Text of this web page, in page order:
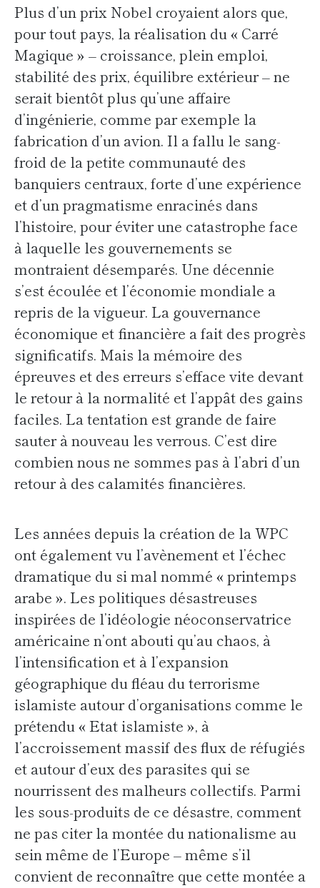
Plus d’un prix Nobel croyaient alors que,
pour tout pays, la réalisation du « Carré
Magique » – croissance, plein emploi,
stabilité des prix, équilibre extérieur – ne
serait bientôt plus qu’une affaire
d’ingénierie, comme par exemple la
fabrication d’un avion. Il a fallu le sang-
froid de la petite communauté des
banquiers centraux, forte d’une expérience
et d’un pragmatisme enracinés dans
l’histoire, pour éviter une catastrophe face
à laquelle les gouvernements se
montraient désemparés. Une décennie
s’est écoulée et l’économie mondiale a
repris de la vigueur. La gouvernance
économique et financière a fait des progrès
significatifs. Mais la mémoire des
épreuves et des erreurs s’efface vite devant
le retour à la normalité et l’appât des gains
faciles. La tentation est grande de faire
sauter à nouveau les verrous. C’est dire
combien nous ne sommes pas à l’abri d’un
retour à des calamités financières.
Les années depuis la création de la WPC
ont également vu l’avènement et l’échec
dramatique du si mal nommé « printemps
arabe ». Les politiques désastreuses
inspirées de l’idéologie néoconservatrice
américaine n’ont abouti qu’au chaos, à
l’intensification et à l’expansion
géographique du fléau du terrorisme
islamiste autour d’organisations comme le
prétendu « Etat islamiste », à
l’accroissement massif des flux de réfugiés
et autour d’eux des parasites qui se
nourrissent des malheurs collectifs. Parmi
les sous-produits de ce désastre, comment
ne pas citer la montée du nationalisme au
sein même de l’Europe – même s’il
convient de reconnaître que cette montée a